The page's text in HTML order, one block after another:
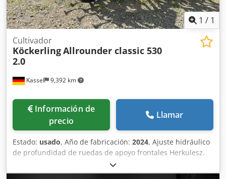
1 / 1
Kassel 9,392 km
Cultivador
KöckerlingAllrounder classic 530
2.0
Información de
precio
Llamar
Estado: usado, Año de fabricación: 2024, Ajuste hidráulico
de profundidad de ruedas de apoyo frontales Herkulesz.
Plus + 2022 / Juego de rejas de doble muelle HM-pata de
ganso, doble rodillo triturador Ø 450 mm/Ø35, nivelador